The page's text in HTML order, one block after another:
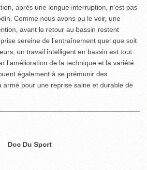
après une longue interruption, n’est pas
Comme nous avons pu le voir, une
avant le retour au bassin restent
sereine de l’entraînement quel que soit
un travail intelligent en bassin est tout
l’amélioration de la technique et la variété
également à se prémunir des
armé pour une reprise saine et durable de
Doc Du Sport